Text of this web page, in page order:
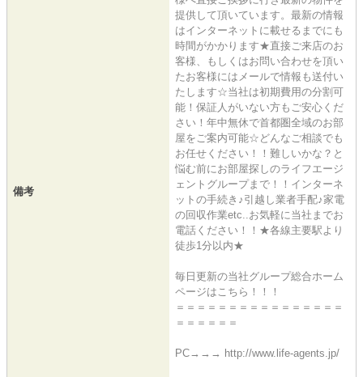
備考
提供して頂いています。最新の情報
はインターネットに載せるまでにも
時間がかかります★直接ご来店のお
客様、もしくはお問い合わせを頂い
たお客様にはメールで情報も送付い
たします☆当社は初期費用の分割可
能！保証人がいない方もご安心くだ
さい！年中無休で首都圏全域のお部
屋をご案内可能☆どんなご相談でも
お任せください！！難しいかな？と
悩む前にお部屋探しのライフエージ
ェントグループまで！！インターネ
ットの手続き♪引越し業者手配♪家電
の回収作業etc..お気軽に当社までお
電話ください！！★各線主要駅より
徒歩1分以内★
毎日更新の当社グループ総合ホーム
ページはこちら！！！
＝＝＝＝＝＝＝＝＝＝＝＝＝＝＝＝
＝＝＝＝＝＝
PC→→→ http://www.life-agents.jp/